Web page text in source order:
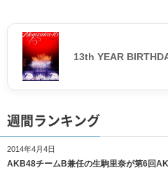
13th YEAR
週間ランキング
2014年4月4日
AKB48チームB兼任の生駒里奈が第6回